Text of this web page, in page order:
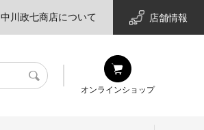
中川政七商店について 店舗情報
検
オンラインショップ